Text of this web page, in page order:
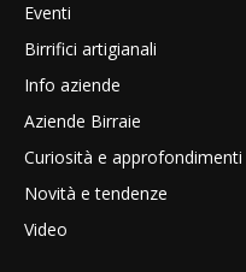
Eventi
Birrifici artigianali
Info aziende
Aziende Birraie
Curiosità e approfondimenti
Novità e tendenze
Video